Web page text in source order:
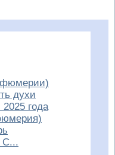
духи
года
С...